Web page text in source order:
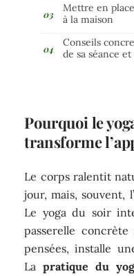
Mettre en
à la maison
Conseils
de sa séance
Pourquoi le
transforme
Le corps ralentit
jour, mais, souvent,
Le yoga du soir
passerelle
pensées, installe
Lapratique du